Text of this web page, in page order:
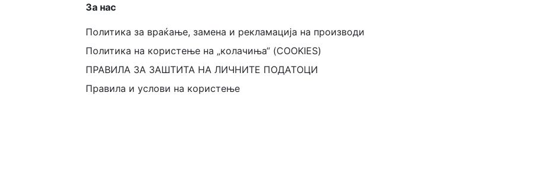
За нас
Политика за враќање, замена и рекламација на производи
Политика на користење на „колачиња“ (COOKIES)
ПРАВИЛА ЗА ЗАШТИТА НА ЛИЧНИТЕ ПОДАТОЦИ
Правила и услови на користење